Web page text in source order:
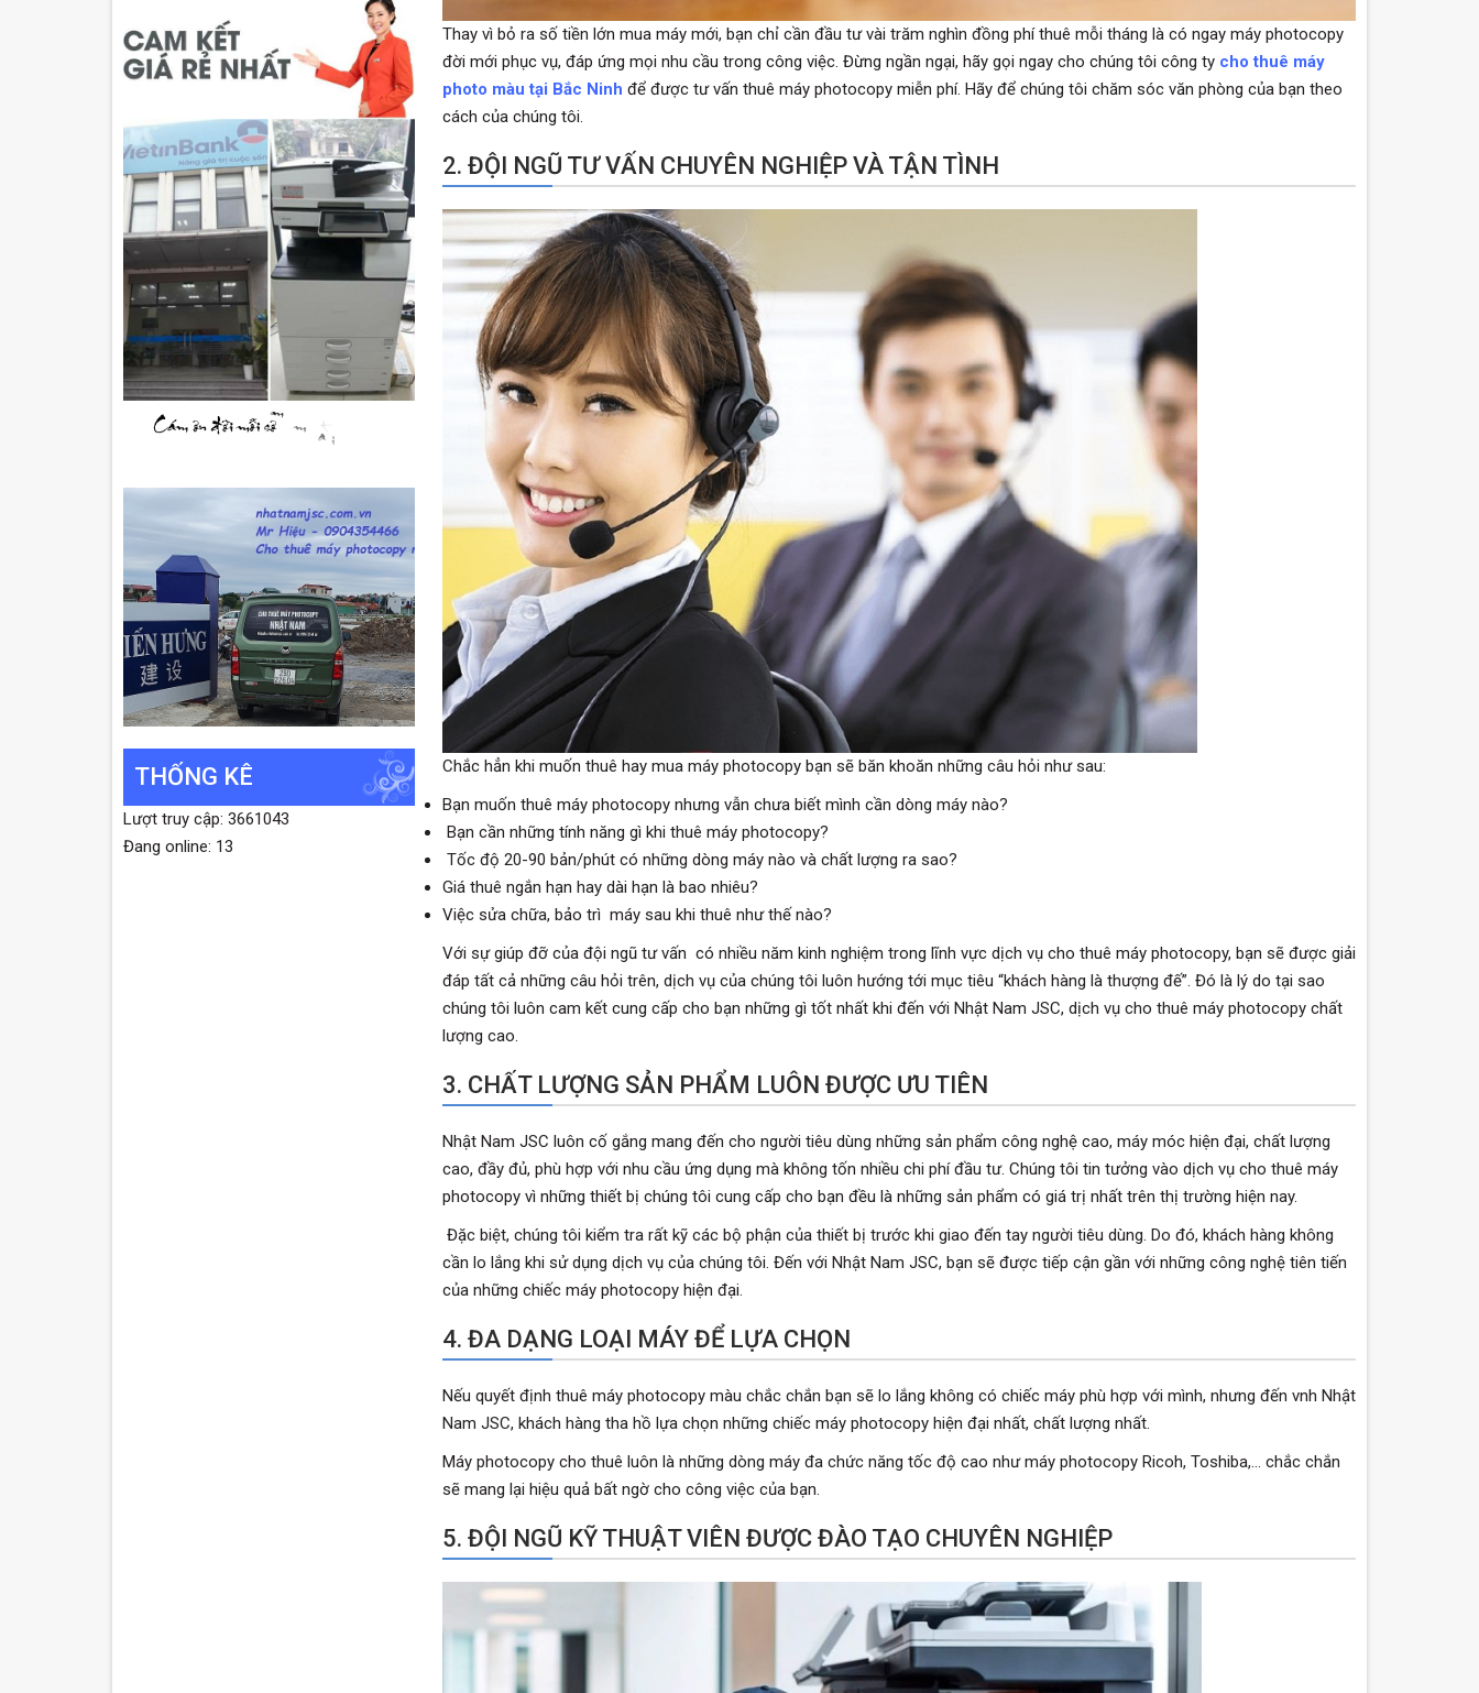
Thay vì bỏ ra số tiền lớn mua máy mới, bạn chỉ cần đầu tư vài trăm nghìn đồng phí thuê mỗi tháng là có ngay máy photocopy
đời mới phục vụ, đáp ứng mọi nhu cầu trong công việc. Đừng ngần ngại, hãy gọi ngay cho chúng tôi công ty cho thuê máy
photo màu tại Bắc Ninh để được tư vấn thuê máy photocopy miễn phí. Hãy để chúng tôi chăm sóc văn phòng của bạn theo
cách của chúng tôi.
2. ĐỘI NGŨ TƯ VẤN CHUYÊN NGHIỆP VÀ TẬN TÌNH
Chắc hẳn khi muốn thuê hay mua máy photocopy bạn sẽ băn khoăn những câu hỏi như sau:
Bạn muốn thuê máy photocopy nhưng vẫn chưa biết mình cần dòng máy nào?
Bạn cần những tính năng gì khi thuê máy photocopy?
Tốc độ 20-90 bản/phút có những dòng máy nào và chất lượng ra sao?
Giá thuê ngắn hạn hay dài hạn là bao nhiêu?
Việc sửa chữa, bảo trì máy sau khi thuê như thế nào?
Với sự giúp đỡ của đội ngũ tư vấn có nhiều năm kinh nghiệm trong lĩnh vực dịch vụ cho thuê máy photocopy, bạn sẽ được giải
đáp tất cả những câu hỏi trên, dịch vụ của chúng tôi luôn hướng tới mục tiêu “khách hàng là thượng đế”. Đó là lý do tại sao
chúng tôi luôn cam kết cung cấp cho bạn những gì tốt nhất khi đến với Nhật Nam JSC, dịch vụ cho thuê máy photocopy chất
lượng cao.
3. CHẤT LƯỢNG SẢN PHẨM LUÔN ĐƯỢC ƯU TIÊN
Nhật Nam JSC luôn cố gắng mang đến cho người tiêu dùng những sản phẩm công nghệ cao, máy móc hiện đại, chất lượng
cao, đầy đủ, phù hợp với nhu cầu ứng dụng mà không tốn nhiều chi phí đầu tư. Chúng tôi tin tưởng vào dịch vụ cho thuê máy
photocopy vì những thiết bị chúng tôi cung cấp cho bạn đều là những sản phẩm có giá trị nhất trên thị trường hiện nay.
Đặc biệt, chúng tôi kiểm tra rất kỹ các bộ phận của thiết bị trước khi giao đến tay người tiêu dùng. Do đó, khách hàng không
cần lo lắng khi sử dụng dịch vụ của chúng tôi. Đến với Nhật Nam JSC, bạn sẽ được tiếp cận gần với những công nghệ tiên tiến
của những chiếc máy photocopy hiện đại.
4. ĐA DẠNG LOẠI MÁY ĐỂ LỰA CHỌN
Nếu quyết định thuê máy photocopy màu chắc chắn bạn sẽ lo lắng không có chiếc máy phù hợp với mình, nhưng đến vnh Nhật
Nam JSC, khách hàng tha hồ lựa chọn những chiếc máy photocopy hiện đại nhất, chất lượng nhất.
Máy photocopy cho thuê luôn là những dòng máy đa chức năng tốc độ cao như máy photocopy Ricoh, Toshiba,… chắc chắn
sẽ mang lại hiệu quả bất ngờ cho công việc của bạn.
5. ĐỘI NGŨ KỸ THUẬT VIÊN ĐƯỢC ĐÀO TẠO CHUYÊN NGHIỆP
THỐNG KÊ
Lượt truy cập: 3661043
Đang online: 13